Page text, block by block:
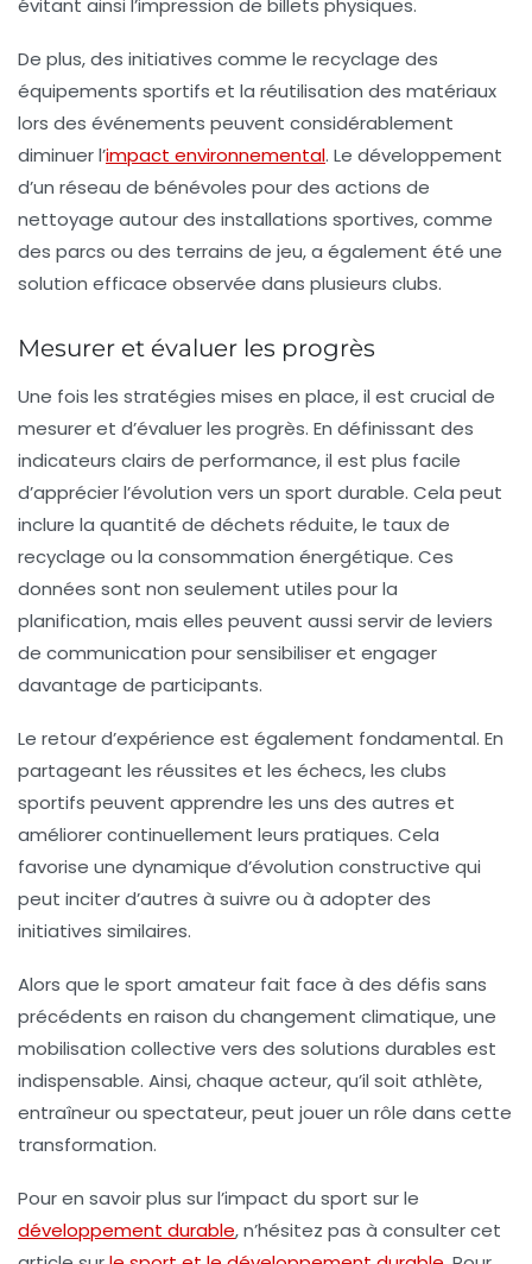
évitant ainsi l’impression de billets physiques.
De plus, des initiatives comme le recyclage des
équipements sportifs et la réutilisation des matériaux
lors des événements peuvent considérablement
diminuer l’impact environnemental. Le développement
d’un réseau de bénévoles pour des actions de
nettoyage autour des installations sportives, comme
des parcs ou des terrains de jeu, a également été une
solution efficace observée dans plusieurs clubs.
Mesurer et évaluer les progrès
Une fois les stratégies mises en place, il est crucial de
mesurer et d’évaluer les progrès. En définissant des
indicateurs clairs de performance, il est plus facile
d’apprécier l’évolution vers un sport durable. Cela peut
inclure la quantité de déchets réduite, le taux de
recyclage ou la consommation énergétique. Ces
données sont non seulement utiles pour la
planification, mais elles peuvent aussi servir de leviers
de communication pour sensibiliser et engager
davantage de participants.
Le retour d’expérience est également fondamental. En
partageant les réussites et les échecs, les clubs
sportifs peuvent apprendre les uns des autres et
améliorer continuellement leurs pratiques. Cela
favorise une dynamique d’évolution constructive qui
peut inciter d’autres à suivre ou à adopter des
initiatives similaires.
Alors que le sport amateur fait face à des défis sans
précédents en raison du changement climatique, une
mobilisation collective vers des solutions durables est
indispensable. Ainsi, chaque acteur, qu’il soit athlète,
entraîneur ou spectateur, peut jouer un rôle dans cette
transformation.
Pour en savoir plus sur l’impact du sport sur le
développement durable, n’hésitez pas à consulter cet